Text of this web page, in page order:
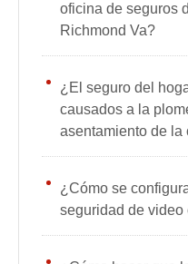
oficina de seguros
Richmond Va?
¿El seguro del
causados ​​a la
asentamiento de la
¿Cómo se
seguridad de video